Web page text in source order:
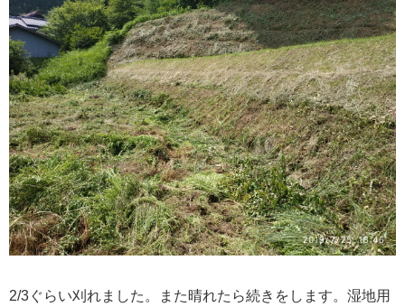
2/3ぐらい刈れました。また晴れたら続きをします。湿地用